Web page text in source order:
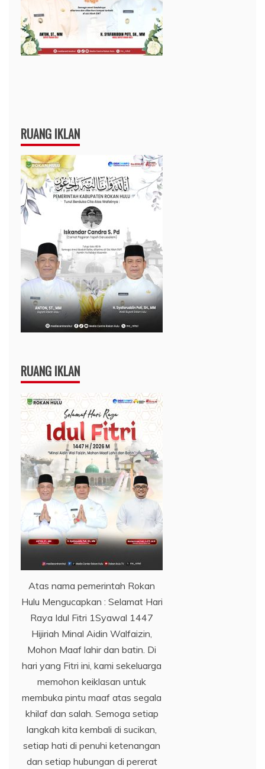
RUANG IKLAN
RUANG IKLAN
Atas nama pemerintah Rokan
Hulu Mengucapkan : Selamat Hari
Raya Idul Fitri 1Syawal 1447
Hijiriah Minal Aidin Walfaizin,
Mohon Maaf lahir dan batin. Di
hari yang Fitri ini, kami sekeluarga
memohon keiklasan untuk
membuka pintu maaf atas segala
khilaf dan salah. Semoga setiap
langkah kita kembali di sucikan,
setiap hati di penuhi ketenangan
dan setiap hubungan di pererat